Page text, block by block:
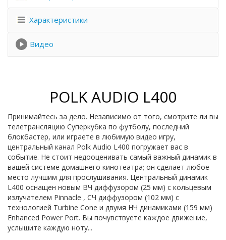
Характеристики
Видео
POLK AUDIO L400
Принимайтесь за дело. Независимо от того, смотрите ли вы
телетрансляцию Суперкубка по футболу, последний
блокбастер, или играете в любимую видео игру,
центральный канал Polk Audio L400 погружает вас в
событие. Не стоит недооценивать самый важный динамик в
вашей системе домашнего кинотеатра; он сделает любое
место лучшим для прослушивания. Центральный динамик
L400 оснащен новым ВЧ диффузором (25 мм) с кольцевым
излучателем Pinnacle , СЧ диффузором (102 мм) с
технологией Turbine Cone и двумя НЧ динамиками (159 мм)
Enhanced Power Port. Вы почувствуете каждое движение,
услышите каждую ноту...